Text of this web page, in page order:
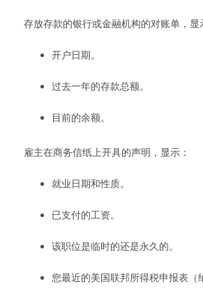
存放存款的银行或金融机构的对账单，显
开户日期。
过去一年的存款总额。
目前的余额。
雇主在商务信纸上开具的声明，显示：
就业日期和性质。
已支付的工资。
该职位是临时的还是永久的。
您最近的美国联邦所得税申报表（